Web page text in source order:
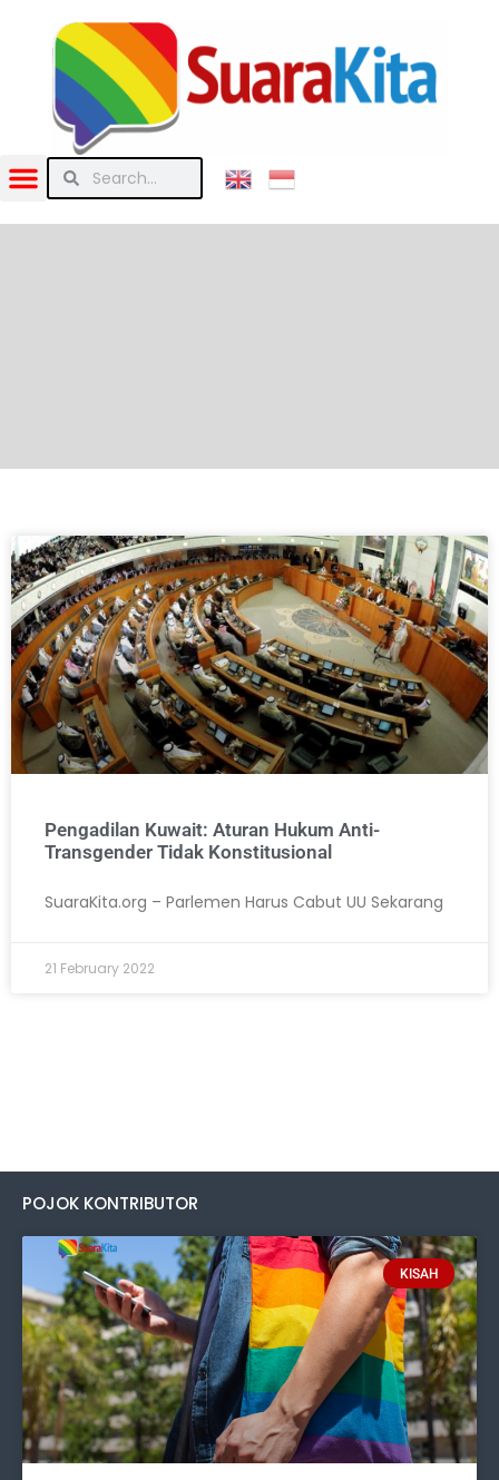
Pengadilan Kuwait: Aturan Hukum Anti-
Transgender Tidak Konstitusional
SuaraKita.org – Parlemen Harus Cabut UU Sekarang
21 February 2022
POJOK KONTRIBUTOR
KISAH